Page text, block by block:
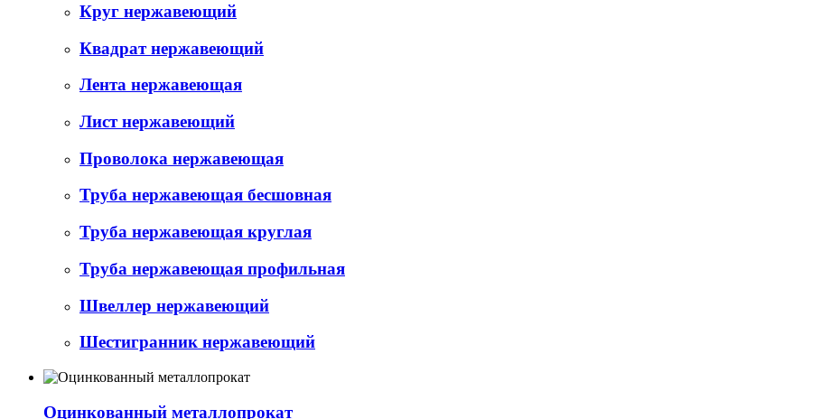
Круг нержавеющий
Квадрат нержавеющий
Лента нержавеющая
Лист нержавеющий
Проволока нержавеющая
Труба нержавеющая бесшовная
Труба нержавеющая круглая
Труба нержавеющая профильная
Швеллер нержавеющий
Шестигранник нержавеющий
Оцинкованный металлопрокат